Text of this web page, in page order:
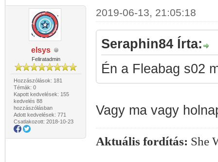
elsys
Feliratadmin
Hozzászólások: 181
Témák: 0
Kapott kedvelések: 155
kedvelés 88
hozzászólásban
Adott kedvelések: 771
Csatlakozott: 2018-10-23
2019-06-13, 21:05:18
Seraphin84 Írta:
Én a Fleabag s02
Vagy ma vagy
Aktuális fordítás: She